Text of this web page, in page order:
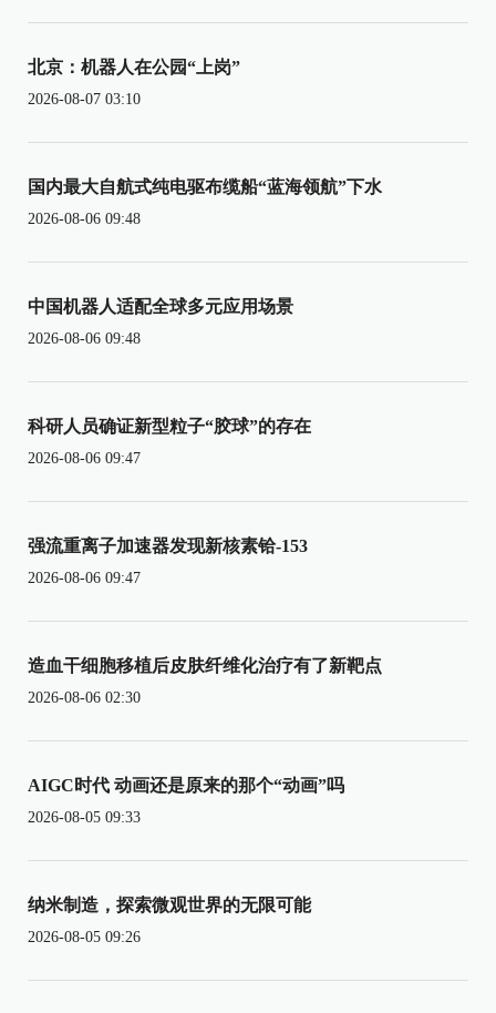
北京：机器人在公园“上岗”
2026-08-07 03:10
国内最大自航式纯电驱布缆船“蓝海领航”下水
2026-08-06 09:48
中国机器人适配全球多元应用场景
2026-08-06 09:48
科研人员确证新型粒子“胶球”的存在
2026-08-06 09:47
强流重离子加速器发现新核素铪-153
2026-08-06 09:47
造血干细胞移植后皮肤纤维化治疗有了新靶点
2026-08-06 02:30
AIGC时代 动画还是原来的那个“动画”吗
2026-08-05 09:33
纳米制造，探索微观世界的无限可能
2026-08-05 09:26